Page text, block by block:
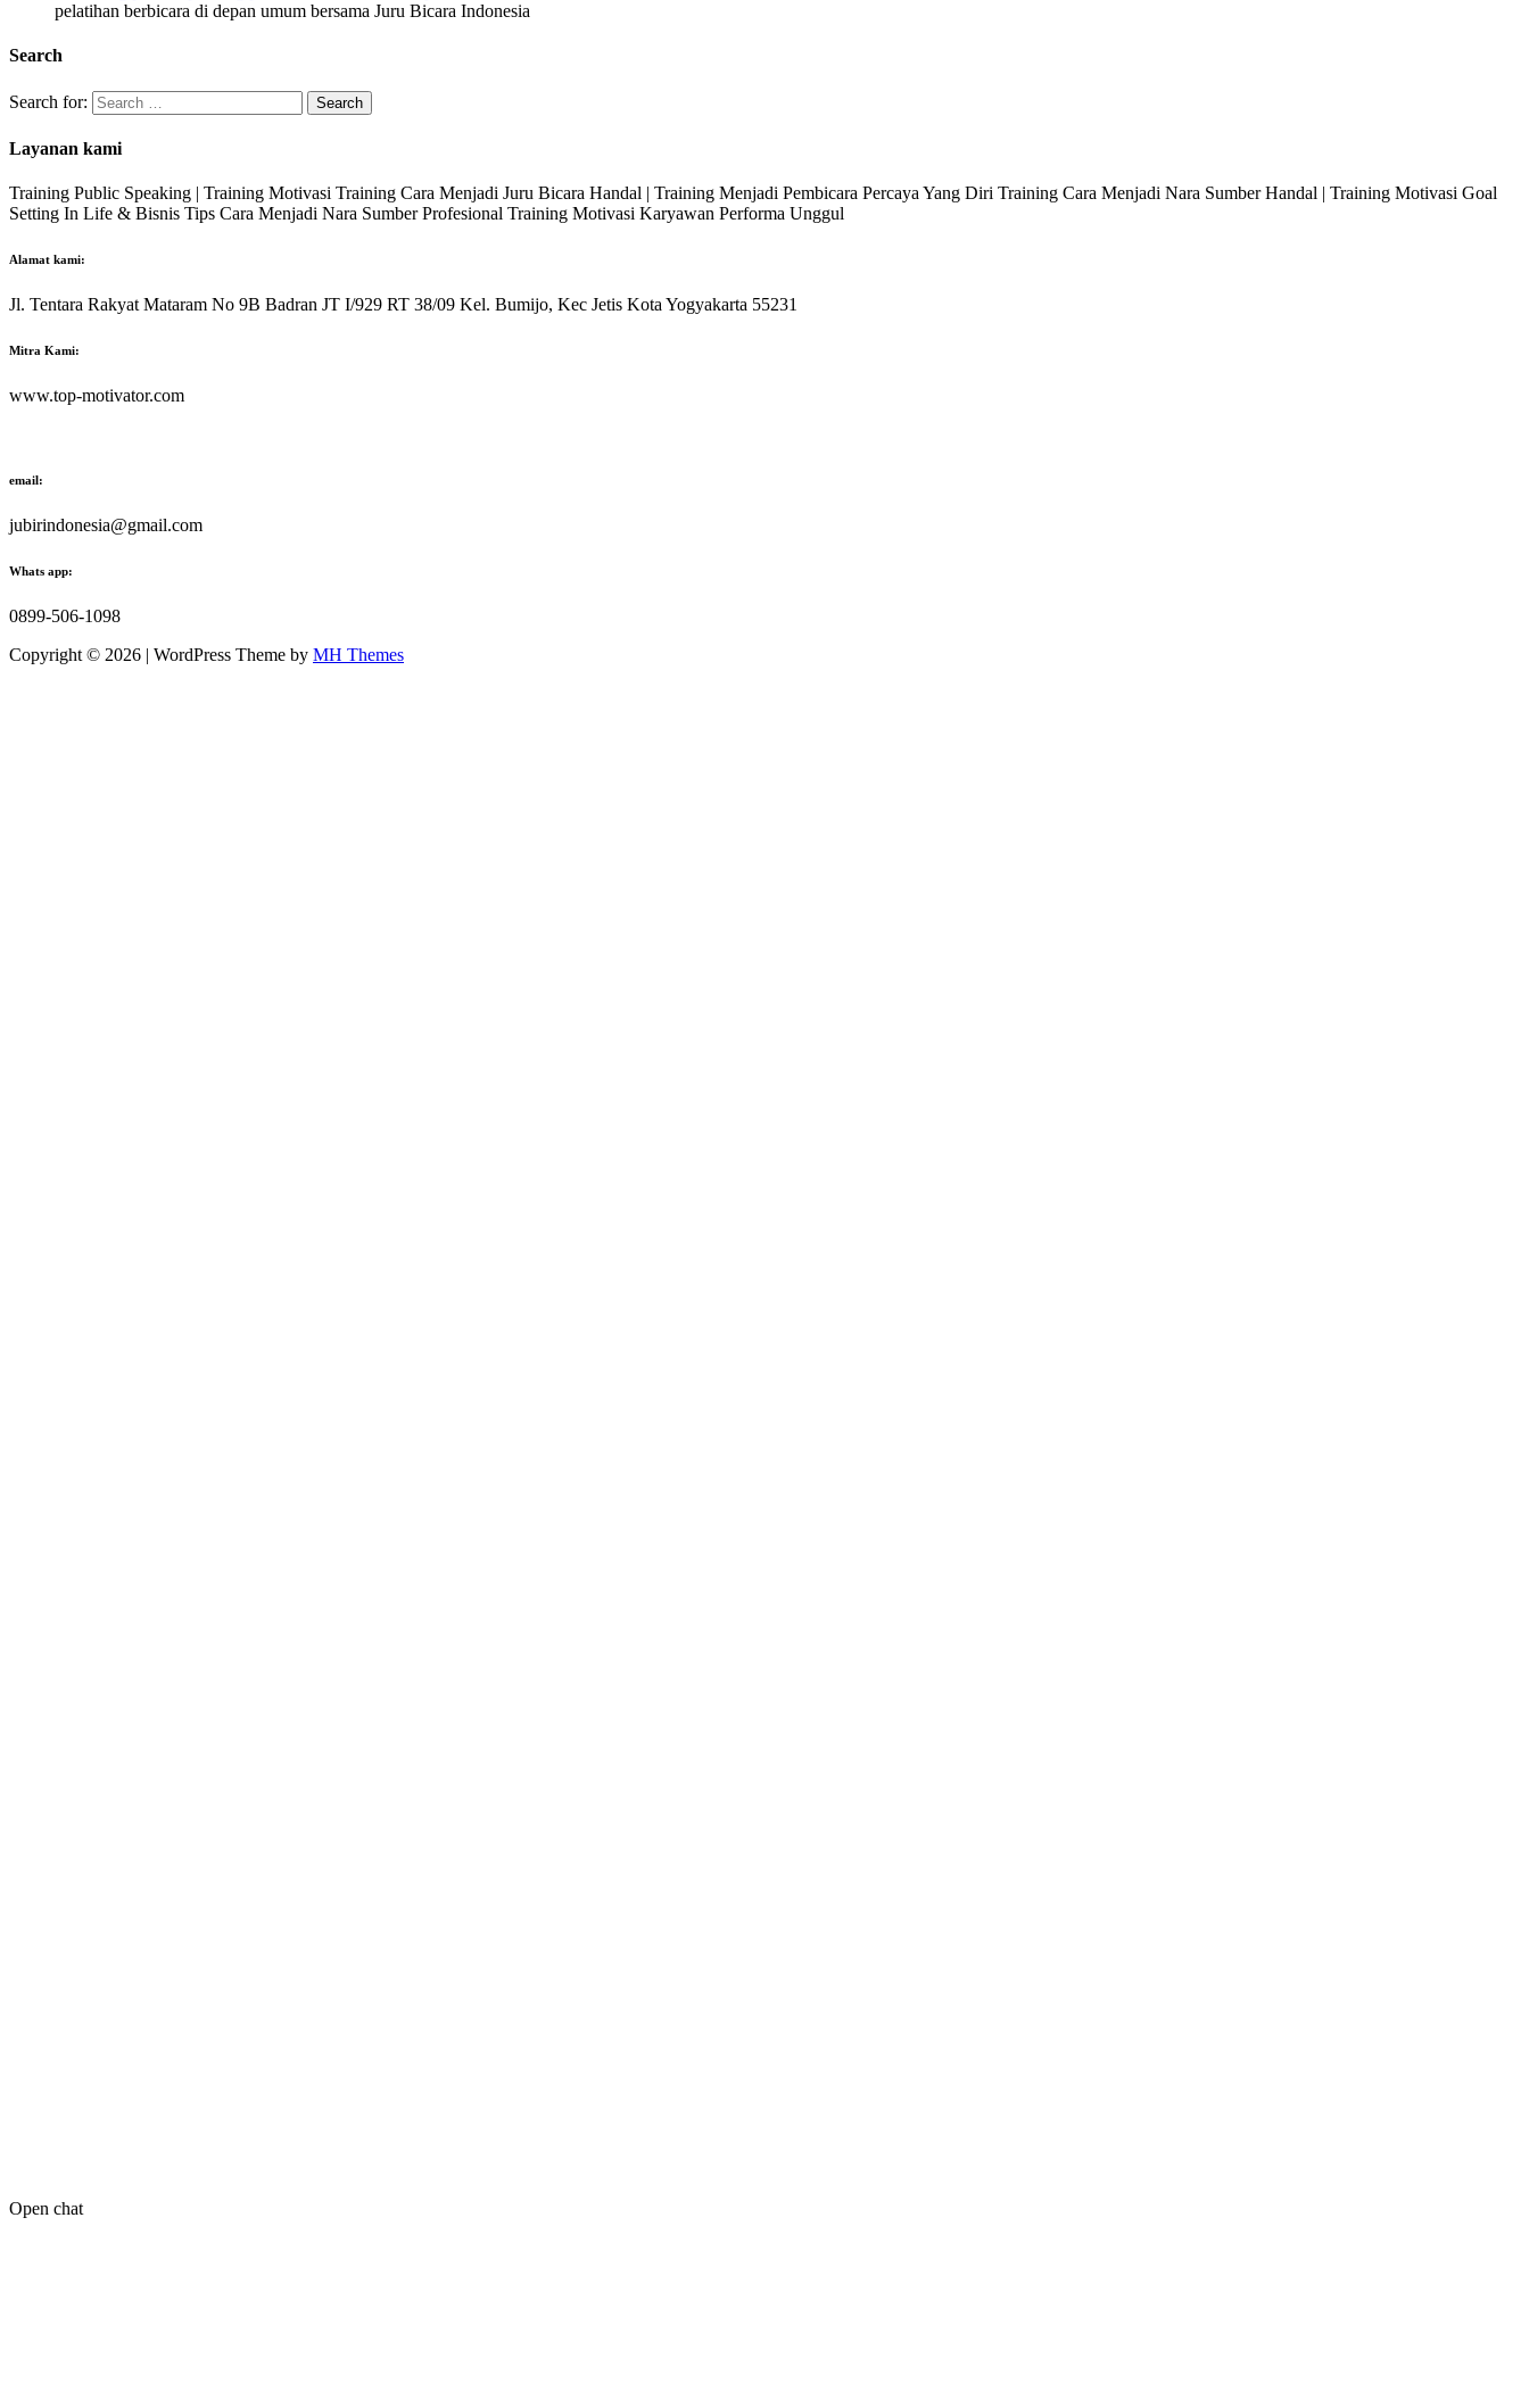
pelatihan berbicara di depan umum bersama Juru Bicara Indonesia
Search
Search for:
Layanan kami
Training Public Speaking | Training Motivasi Training Cara Menjadi Juru Bicara Handal | Training Menjadi Pembicara Percaya Yang Diri Training Cara Menjadi Nara Sumber Handal | Training Motivasi Goal
Setting In Life & Bisnis Tips Cara Menjadi Nara Sumber Profesional Training Motivasi Karyawan Performa Unggul
Alamat kami:
Jl. Tentara Rakyat Mataram No 9B Badran JT I/929 RT 38/09 Kel. Bumijo, Kec Jetis Kota Yogyakarta 55231
Mitra Kami:
www.top-motivator.com
email:
jubirindonesia@gmail.com
Whats app:
0899-506-1098
Copyright © 2026 | WordPress Theme by MH Themes
Open chat